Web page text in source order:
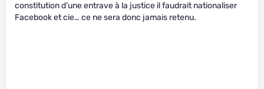
constitution d’une entrave à la justice il faudrait nationaliser
Facebook et cie… ce ne sera donc jamais retenu.